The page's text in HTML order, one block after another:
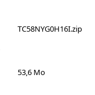
TC58NYG0H16I.zip
53,6 Mo